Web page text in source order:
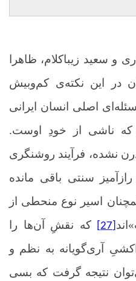
و سعید زیباکلام، ظاهرا
در این نکته‌ی کم‌وبیش
اصلی انسان ایرانی
که ناشی از خودِ اوست.
نشده، فرآیند روشنگری
سنتی باقی مانده
اسیر نوع منحطی از
که نقشِ آن‌ها را
آری‌گویانه به نظم و
نتیجه گرفت که بسی